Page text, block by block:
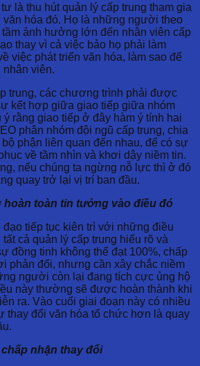
là thu hút quản lý cấp trung tham gia
văn hóa đó. Họ là những người theo
tầm ảnh hưởng lớn đến nhân viên cấp
thay vì cả việc bảo họ phải làm
việc phát triển văn hóa, làm sao để
nhân viên.
trung, các chương trình phải được
kết hợp giữa giao tiếp giữa nhóm
rằng giao tiếp ở đây hàm ý tính hai
phân nhóm đội ngũ cấp trung, chia
phận liên quan đến nhau, để có sự
về tầm nhìn và khơi dậy niềm tin.
nếu chúng ta ngừng nỗ lực thì ở đó
quay trở lại vị trí ban đầu.
hoàn toàn tin tưởng vào điều đó
tiếp tục kiên trì với những điều
cả quản lý cấp trung hiểu rõ và
đồng tinh không thể đạt 100%, chấp
phản đối, nhưng cần xây chắc niềm
người còn lại đang tích cực ủng hộ
này thường sẽ được hoàn thành khi
ra. Vào cuối giai đoạn này có nhiều
thay đổi văn hóa tổ chức hơn là quay
nhận thay đổi